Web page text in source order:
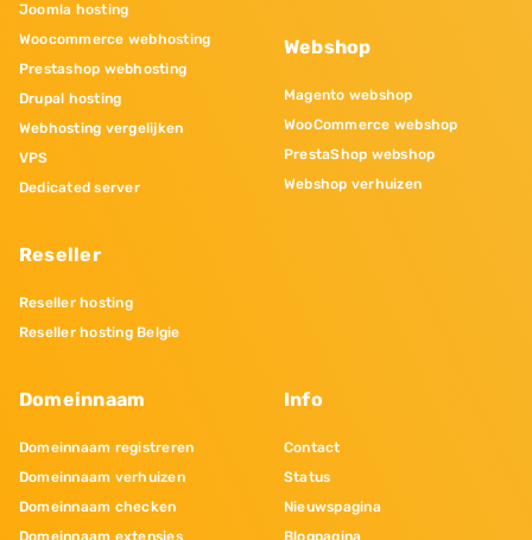
Joomla hosting
Woocommerce webhosting
Prestashop webhosting
Drupal hosting
Webhosting vergelijken
VPS
Dedicated server
Reseller
Reseller hosting
Reseller hosting Belgie
Webshop
Magento webshop
WooCommerce webshop
PrestaShop webshop
Webshop verhuizen
Domeinnaam
Domeinnaam registreren
Domeinnaam verhuizen
Domeinnaam checken
Domeinnaam extensies
Info
Contact
Status
Nieuwspagina
Blogpagina